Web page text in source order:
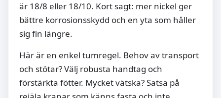
är 18/8 eller 18/10. Kort sagt: mer nickel ger
bättre korrosionsskydd och en yta som håller
sig fin längre.
Här är en enkel tumregel. Behov av transport
och stötar? Välj robusta handtag och
förstärkta fötter. Mycket vätska? Satsa på